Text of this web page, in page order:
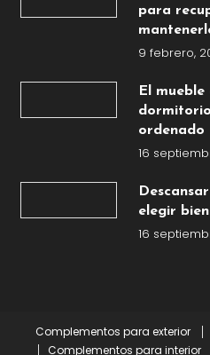
para
9 febrero,
El
ordenado
16
elegir
16
Complementos para exterior
Complementos para interior